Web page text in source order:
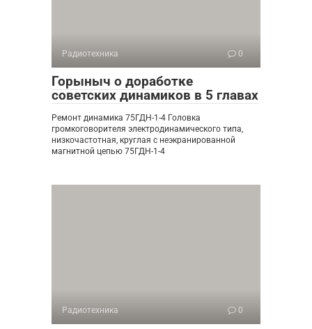
Радиотехника 0
Горыныч о доработке
советских динамиков в 5 главах
Ремонт динамика 75ГДН-1-4 Головка
громкоговорителя электродинамического типа,
низкочастотная, круглая с неэкранированной
магнитной цепью 75ГДН-1-4
Радиотехника 0